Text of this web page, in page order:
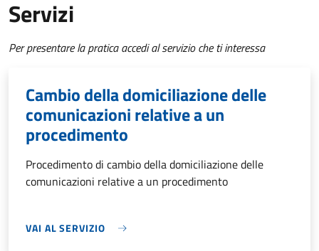
Servizi
Per presentare la pratica accedi al servizio che ti interessa
Cambio della domiciliazione delle
comunicazioni relative a un
procedimento
Procedimento di cambio della domiciliazione delle
comunicazioni relative a un procedimento
VAI AL SERVIZIO